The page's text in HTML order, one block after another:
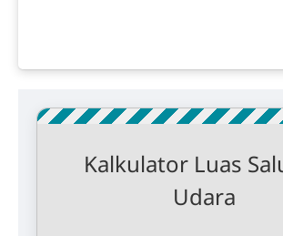
Kalkulator Luas
Udara